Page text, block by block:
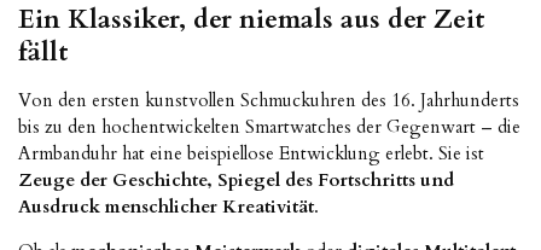
Ein Klassiker, der niemals aus der Zeit
fällt
Von den ersten kunstvollen Schmuckuhren des 16. Jahrhunderts
bis zu den hochentwickelten Smartwatches der Gegenwart – die
Armbanduhr hat eine beispiellose Entwicklung erlebt. Sie ist
Zeuge der Geschichte, Spiegel des Fortschritts und
Ausdruck menschlicher Kreativität.